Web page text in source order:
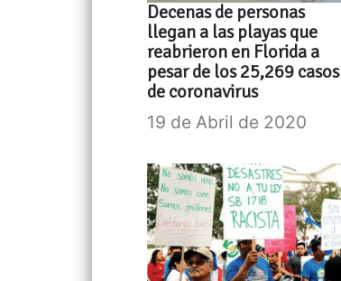
Decenas de personas
llegan a las playas que
reabrieron en Florida a
pesar de los 25,269 casos
de coronavirus
19 de Abril de 2020